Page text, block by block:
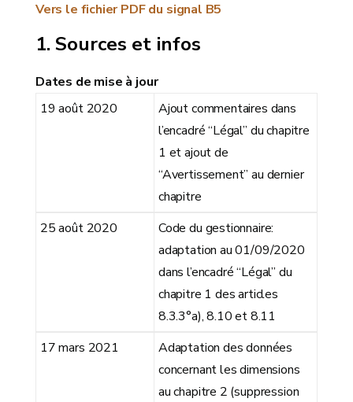
Vers le fichier PDF du signal B5
Sources et infos
Dates de mise à jour
19 août 2020
Ajout commentaires dans
l’encadré “Légal” du chapitre
1 et ajout de
“Avertissement” au dernier
chapitre
25 août 2020
Code du gestionnaire:
adaptation au 01/09/2020
dans l’encadré “Légal” du
chapitre 1 des articles
8.3.3°a), 8.10 et 8.11
17 mars 2021
Adaptation des données
concernant les dimensions
au chapitre 2 (suppression